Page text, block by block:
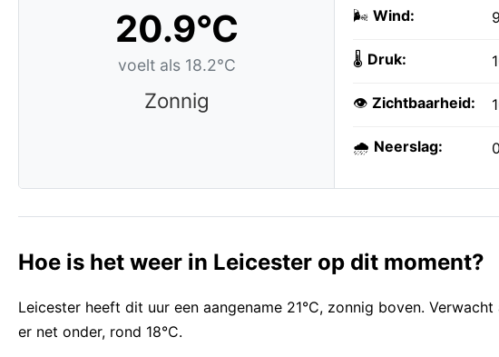
20.9°C
voelt als 18.2°C
Zonnig
🌬️ Wind:
🌡️ Druk:
👁️ Zichtbaarheid:
🌧️ Neerslag:
Hoe is het weer in Leicester op dit moment?
Leicester heeft dit uur een aangename 21°C, zonnig boven.
er net onder, rond 18°C.